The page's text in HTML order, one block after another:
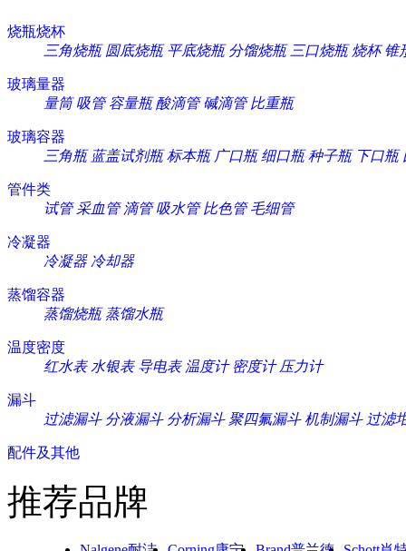
烧瓶烧杯
三角烧瓶 圆底烧瓶 平底烧瓶 分馏烧瓶 三口烧瓶 烧杯 锥
玻璃量器
量筒 吸管 容量瓶 酸滴管 碱滴管 比重瓶
玻璃容器
三角瓶 蓝盖试剂瓶 标本瓶 广口瓶 细口瓶 种子瓶 下口瓶
管件类
试管 采血管 滴管 吸水管 比色管 毛细管
冷凝器
冷凝器 冷却器
蒸馏容器
蒸馏烧瓶 蒸馏水瓶
温度密度
红水表 水银表 导电表 温度计 密度计 压力计
漏斗
过滤漏斗 分液漏斗 分析漏斗 聚四氟漏斗 机制漏斗 过滤
配件及其他
推荐品牌